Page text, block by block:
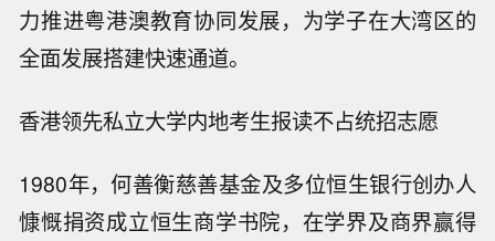
力推进粤港澳教育协同发展，为学子在大湾区的
全面发展搭建快速通道。
香港领先私立大学内地考生报读不占统招志愿
1980年，何善衡慈善基金及多位恒生银行创办人
慷慨捐资成立恒生商学书院，在学界及商界赢得